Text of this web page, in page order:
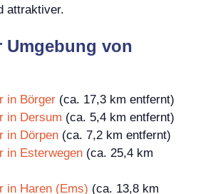
attraktiver.
Umgebung von
in Börger (ca. 17,3 km entfernt)
in Dersum (ca. 5,4 km entfernt)
in Dörpen (ca. 7,2 km entfernt)
in Esterwegen (ca. 25,4 km
in Haren (Ems) (ca. 13,8 km